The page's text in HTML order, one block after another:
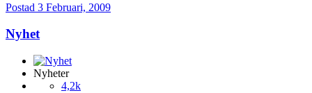
Postad 3 Februari, 2009
Nyhet
Nyheter
4,2k